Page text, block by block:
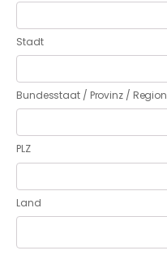
Stadt
Bundesstaat / Provinz / Region
PLZ
Land